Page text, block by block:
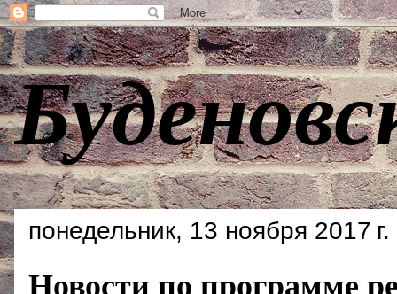
понедельник, 13 ноября 2017 г.
Новости по программе